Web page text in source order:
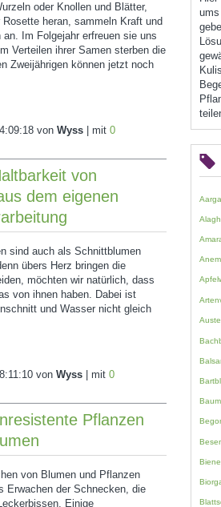
oder Knollen und Blätter,
heran, sammeln Kraft und
an. Im Folgejahr erfreuen sie uns
Verteilen ihrer Samen sterben die
Zweijährigen können jetzt noch
von Wyss | mit 0
von
dem eigenen
sind auch als Schnittblumen
übers Herz bringen die
möchten wir natürlich, dass
von ihnen haben. Dabei ist
und Wasser nicht gleich
von Wyss | mit 0
Pflanzen
von Blumen und Pflanzen
Erwachen der Schnecken, die
Einige